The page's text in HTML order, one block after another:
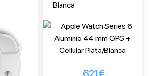
Blanca
621€